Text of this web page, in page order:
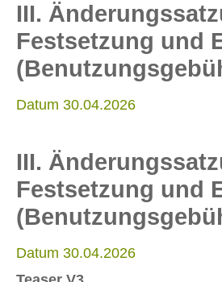
III.
Festsetzung und
Datum 30.04.2026
III.
Festsetzung und
Datum 30.04.2026